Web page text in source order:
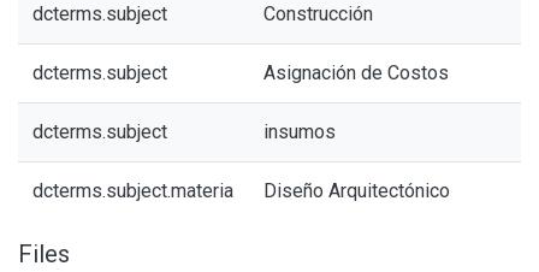
dcterms.subject Construcción
dcterms.subject Asignación de Costos
dcterms.subject insumos
dcterms.subject.materia Diseño Arquitectónico
Files